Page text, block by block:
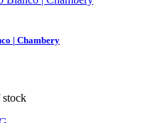
| Chambery